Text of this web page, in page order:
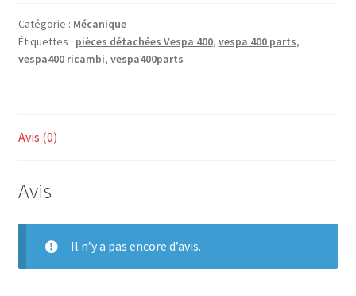
/
piston
ring
Catégorie : Mécanique
Étiquettes : pièces détachées Vespa 400, vespa 400 parts,
vespa400 ricambi, vespa400parts
Avis (0)
Avis
Il n’y a pas encore d’avis.